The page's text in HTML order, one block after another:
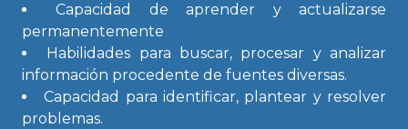
Capacidad de aprender y actualizarse
permanentemente
Habilidades para buscar, procesar y analizar
información procedente de fuentes diversas.
Capacidad para identificar, plantear y resolver
problemas.